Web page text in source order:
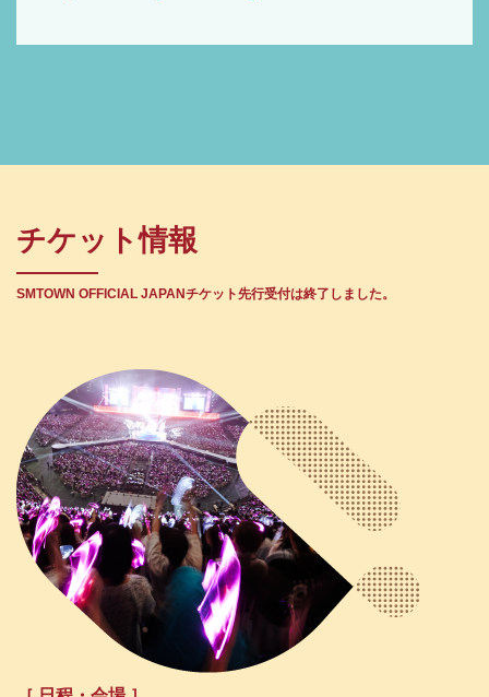
チケット情報
SMTOWN OFFICIAL JAPANチケット先行受付は終了しました。